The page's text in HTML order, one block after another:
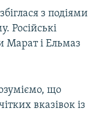
з подіями
Російські
Марат і Ельмаз
що
вказівок із